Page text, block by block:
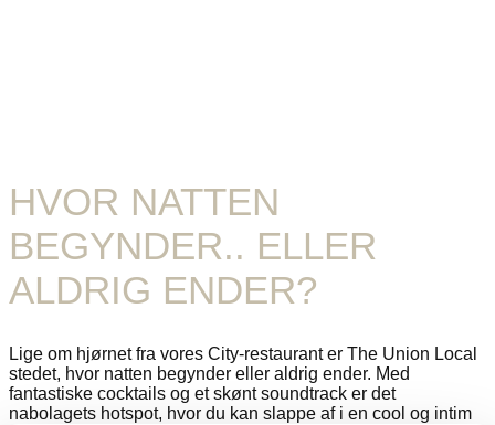
HVOR NATTEN
BEGYNDER.. ELLER
ALDRIG ENDER?
Lige om hjørnet fra vores City-restaurant er The Union Local
stedet, hvor natten begynder eller aldrig ender. Med
fantastiske cocktails og et skønt soundtrack er det
nabolagets hotspot, hvor du kan slappe af i en cool og intim